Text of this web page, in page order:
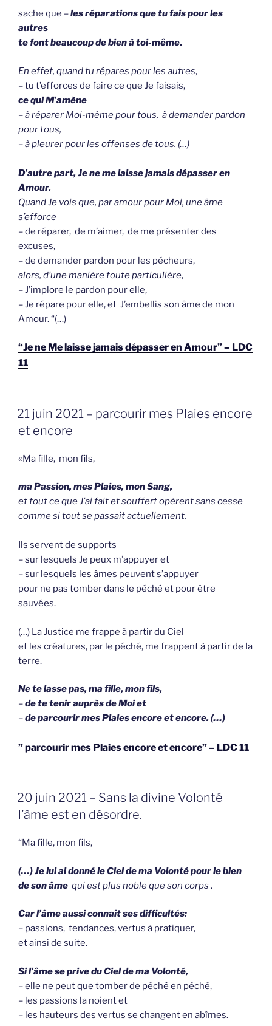
sache que –les réparations que tu fais pour les
autres
te font beaucoup de bien à toi-même.
En effet, quand tu répares pour les autres,
– tu t’efforces de faire ce que Je faisais,
ce qui M’amène
–à réparer Moi-même pour tous, à demander pardon
pour tous,
– à pleurer pour les offenses de tous. (…)
D’autre part, Je ne me laisse jamais dépasser en
Amour.
Quand Je vois que, par amour pour Moi, une âme
s’efforce
– de réparer, de m’aimer, de me présenter des
excuses,
– de demander pardon pour les pécheurs,
alors, d’une manière toute particulière,
– J’implore le pardon pour elle,
– Je répare pour elle, et J’embellis son âme de mon
Amour. “(…)
“Je ne Me laisse jamais dépasser en Amour” – LDC
11
GEPLAATST
OP
21 juin 2021 – parcourir mes Plaies encore
et encore
«Ma fille, mon fils,
ma Passion, mes Plaies, mon Sang,
et tout ce que J’ai fait et souffertopèrent sans cesse
comme si tout se passait actuellement.
Ils servent de supports
– sur lesquels Je peux m’appuyer et
– sur lesquels les âmes peuvent s’appuyer
pour ne pas tomber dans le péché et pour être
sauvées.
(…) La Justice me frappe à partir du Ciel
et les créatures, par le péché, me frappent à partir de la
terre.
Ne te lasse pas, ma fille, mon fils,
–de te tenir auprès de Moi et
–de parcourir mes Plaies encore et encore. (…)
” parcourir mes Plaies encore et encore” – LDC 11
GEPLAATST
OP
20 juin 2021 – Sans la divine Volonté
l’âme est en désordre.
“Ma fille, mon fils,
(…) Je lui ai donné le Ciel de ma Volonté pour le bien
de son âme qui est plus noble que son corps .
Car l’âme aussi connaît ses difficultés:
– passions, tendances, vertus à pratiquer,
et ainsi de suite.
Si l’âme se prive du Ciel de ma Volonté,
– elle ne peut que tomber de péché en péché,
– les passions la noient et
– les hauteurs des vertus se changent en abîmes.